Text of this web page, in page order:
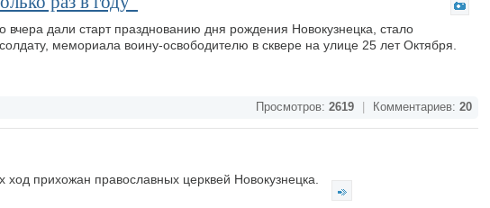
дали старт празднованию дня рождения Новокузнецка, стало
мемориала воину-освободителю в сквере на улице 25 лет Октября.
Просмотров: 2619 Комментариев: 20
прихожан православных церквей Новокузнецка.